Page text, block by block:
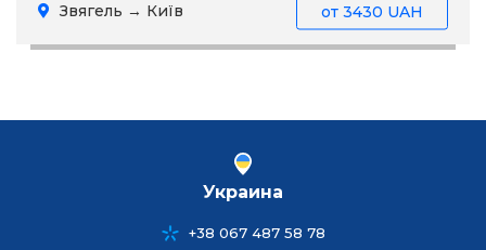
Звягель → Київ от 3430 UAH
Украина
+38 067 487 58 78